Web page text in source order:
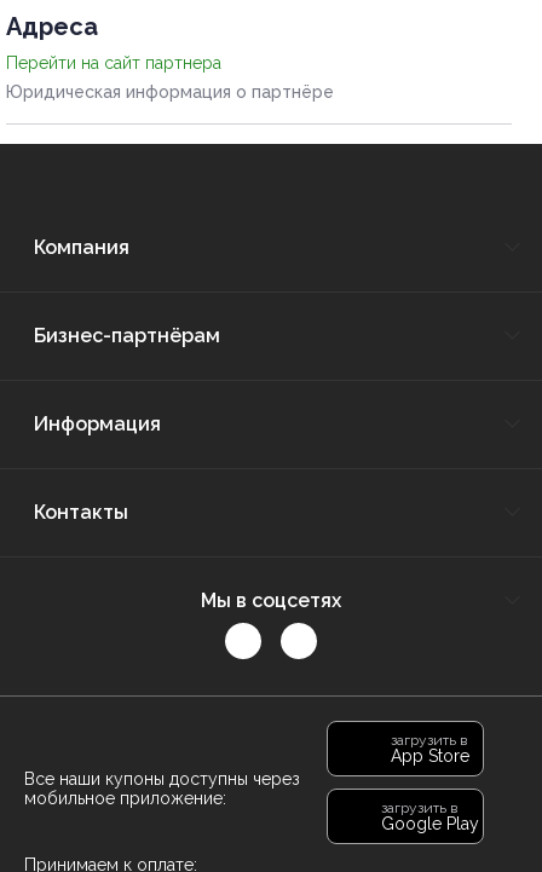
Адресa
Перейти на сайт партнера
Юридическая информация о партнёре
Компания
Бизнес-партнёрам
Информация
Контакты
Мы в соцсетях
Все наши купоны доступны через
мобильное приложение:
загрузить в
App Store
загрузить в
Google Play
Принимаем к оплате: